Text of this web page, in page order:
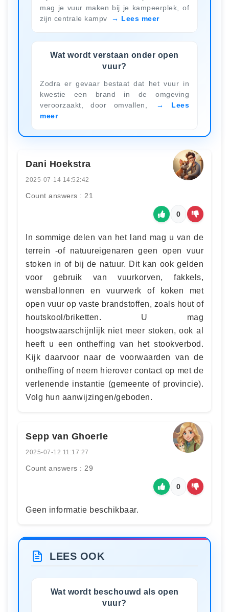
mag je vuur maken bij je kampeerplek, of
zijn centrale kampv
Lees meer
Wat wordt verstaan ​​onder open
vuur?
Zodra er gevaar bestaat dat het vuur in
kwestie een brand in de omgeving
veroorzaakt, door omvallen,
Lees
meer
Dani Hoekstra
2025-07-14 14:52:42
Count answers : 21
0
In sommige delen van het land mag u van de
terrein -of natuureigenaren geen open vuur
stoken in of bij de natuur. Dit kan ook gelden
voor gebruik van vuurkorven, fakkels,
wensballonnen en vuurwerk of koken met
open vuur op vaste brandstoffen, zoals hout of
houtskool/briketten. U mag
hoogstwaarschijnlijk niet meer stoken, ook al
heeft u een ontheffing van het stookverbod.
Kijk daarvoor naar de voorwaarden van de
ontheffing of neem hierover contact op met de
verlenende instantie (gemeente of provincie).
Volg hun aanwijzingen/geboden.
Sepp van Ghoerle
2025-07-12 11:17:27
Count answers : 29
0
Geen informatie beschikbaar.
LEES OOK
Wat wordt beschouwd als open
vuur?